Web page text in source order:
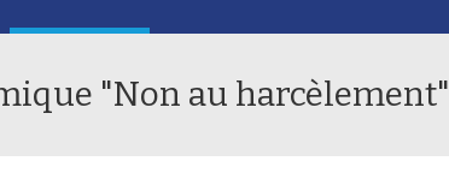
"Non au harcèlement"